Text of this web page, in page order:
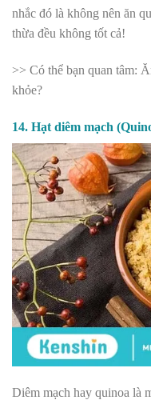
nhắc đó là không nên ăn
thừa đều không tốt cả!
>> Có thể bạn quan tâm:
khỏe?
14. Hạt diêm mạch
Diêm mạch hay quinoa là